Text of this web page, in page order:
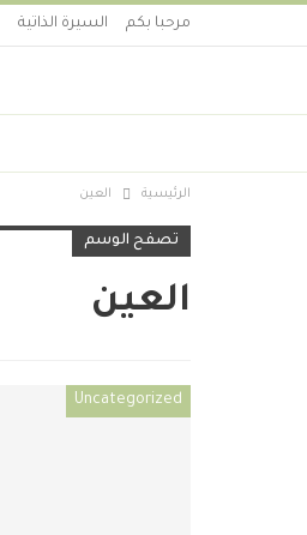
مرحبا بكم السيرة الذاتية
الرئيسية العين
تصفح الوسم
العين
Uncategorized